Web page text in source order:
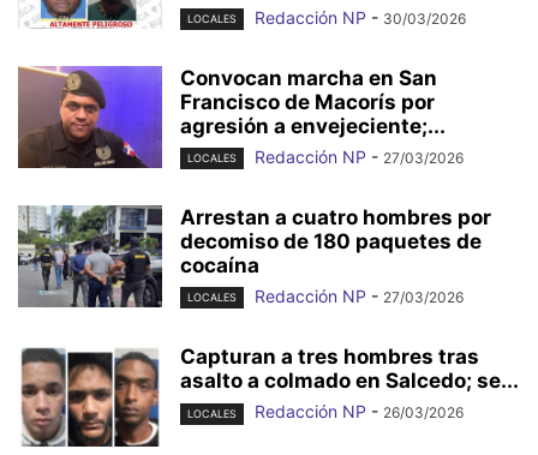
LOCALES Redacción NP - 30/03/2026
Convocan marcha en San
Francisco de Macorís por
agresión a envejeciente;...
LOCALES Redacción NP - 27/03/2026
Arrestan a cuatro hombres por
decomiso de 180 paquetes de
cocaína
LOCALES Redacción NP - 27/03/2026
Capturan a tres hombres tras
asalto a colmado en Salcedo; se...
LOCALES Redacción NP - 26/03/2026